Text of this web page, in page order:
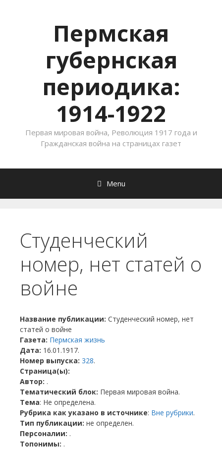
Пермская
губернская
периодика:
1914-1922
Первая мировая война, Революция 1917 года и
Гражданская война на страницах газет
Menu
Студенческий
номер, нет статей о
войне
Название публикации: Студенческий номер, нет
статей о войне
Газета: Пермская жизнь
Дата: 16.01.1917.
Номер выпуска: 328.
Страница(ы):
Автор: .
Тематический блок: Первая мировая война.
Тема: Не определена.
Рубрика как указано в источнике: Вне рубрики.
Тип публикации: не определен.
Персоналии: .
Топонимы: .